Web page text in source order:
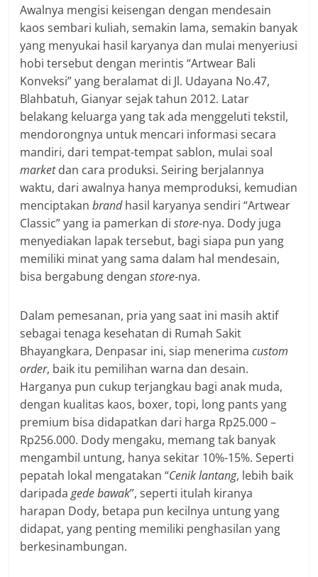
Awalnya mengisi keisengan dengan mendesain
kaos sembari kuliah, semakin lama, semakin banyak
yang menyukai hasil karyanya dan mulai menyeriusi
hobi tersebut dengan merintis “Artwear Bali
Konveksi” yang beralamat di Jl. Udayana No.47,
Blahbatuh, Gianyar sejak tahun 2012. Latar
belakang keluarga yang tak ada menggeluti tekstil,
mendorongnya untuk mencari informasi secara
mandiri, dari tempat-tempat sablon, mulai soal
marketdan cara produksi. Seiring berjalannya
waktu, dari awalnya hanya memproduksi, kemudian
menciptakanbrandhasil karyanya sendiri “Artwear
Classic” yang ia pamerkan distore-nya. Dody juga
menyediakan lapak tersebut, bagi siapa pun yang
memiliki minat yang sama dalam hal mendesain,
bisa bergabung denganstore-nya.
Dalam pemesanan, pria yang saat ini masih aktif
sebagai tenaga kesehatan di Rumah Sakit
Bhayangkara, Denpasar ini, siap menerimacustom
order, baik itu pemilihan warna dan desain.
Harganya pun cukup terjangkau bagi anak muda,
dengan kualitas kaos, boxer, topi, long pants yang
premium bisa didapatkan dari harga Rp25.000 –
Rp256.000. Dody mengaku, memang tak banyak
mengambil untung, hanya sekitar 10%-15%. Seperti
pepatah lokal mengatakan “Cenik lantang, lebih baik
daripadagede bawak”, seperti itulah kiranya
harapan Dody, betapa pun kecilnya untung yang
didapat, yang penting memiliki penghasilan yang
berkesinambungan.